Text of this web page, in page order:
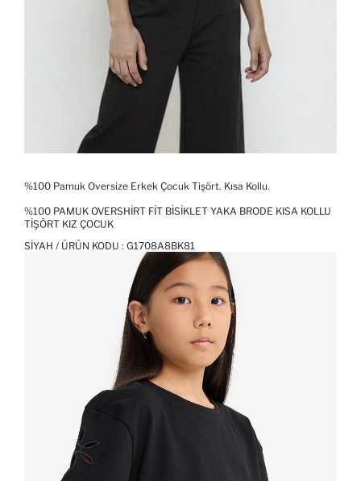
%100 Pamuk Oversize Erkek Çocuk Tişört. Kısa Kollu.
%100 PAMUK OVERSHIRT FIT BISIKLET YAKA BRODE KISA KOLLU
TIŞÖRT KIZ ÇOCUK
SIYAH / ÜRÜN KODU : G1708A8BK81